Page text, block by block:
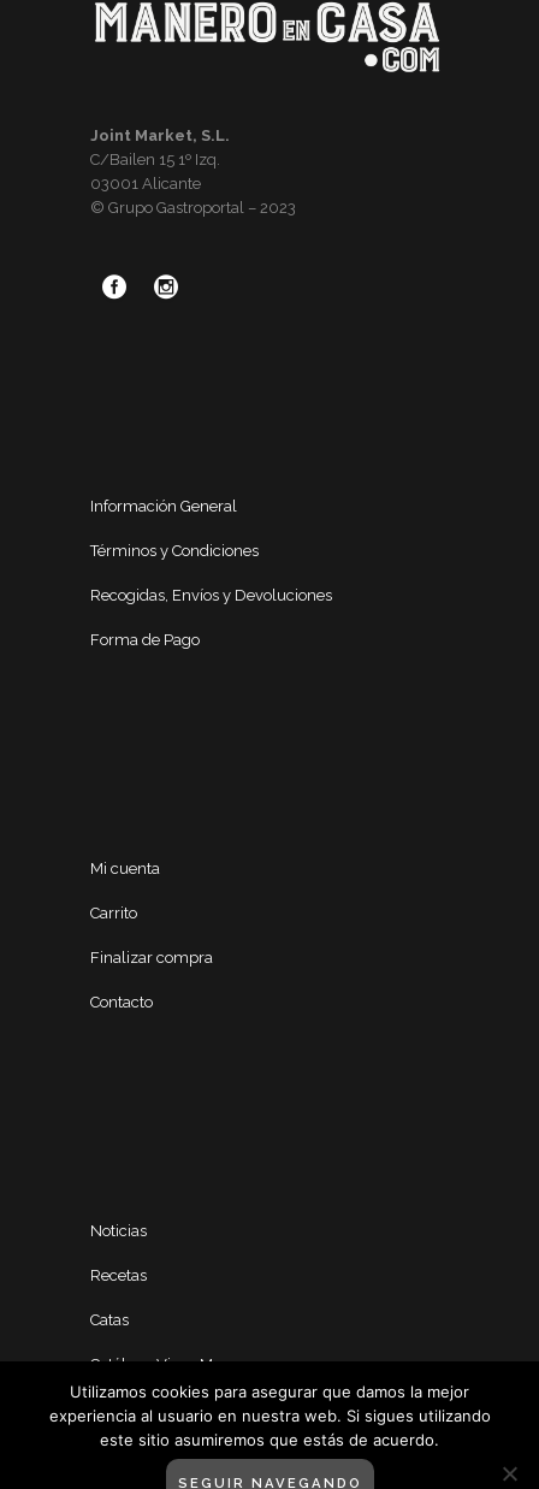
Joint Market, S.L.
C/Bailen 15 1º Izq.
03001 Alicante
© Grupo Gastroportal – 2023
Información General
Términos y Condiciones
Recogidas, Envíos y Devoluciones
Forma de Pago
Mi cuenta
Carrito
Finalizar compra
Contacto
Noticias
Recetas
Catas
Catálogo Vinos Manero
Utilizamos cookies para asegurar que damos la mejor
experiencia al usuario en nuestra web. Si sigues utilizando
este sitio asumiremos que estás de acuerdo.
SEGUIR NAVEGANDO